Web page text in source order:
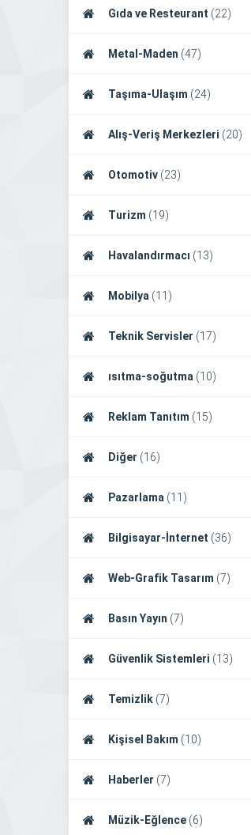
Gıda ve Resteurant (22)
Metal-Maden (47)
Taşıma-Ulaşım (24)
Alış-Veriş Merkezleri (20)
Otomotiv (23)
Turizm (19)
Havalandırmacı (13)
Mobilya (11)
Teknik Servisler (17)
ısıtma-soğutma (10)
Reklam Tanıtım (15)
Diğer (16)
Pazarlama (11)
Bilgisayar-İnternet (36)
Web-Grafik Tasarım (7)
Basın Yayın (7)
Güvenlik Sistemleri (13)
Temizlik (7)
Kişisel Bakım (10)
Haberler (7)
Müzik-Eğlence (6)